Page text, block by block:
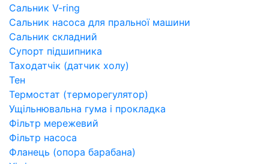
Сальник V-ring
Сальник насоса для пральної машини
Сальник складний
Супорт підшипника
Таходатчік (датчик холу)
Тен
Термостат (терморегулятор)
Ущільнювальна гума і прокладка
Фільтр мережевий
Фільтр насоса
Фланець (опора барабана)